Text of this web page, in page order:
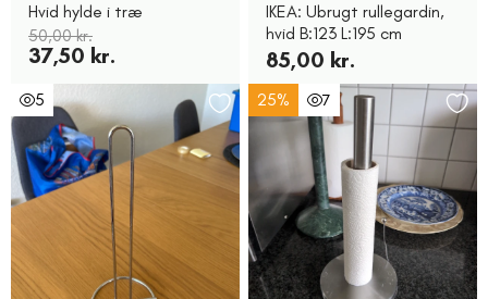
Hvid hylde i træ
50,00 kr.
37,50 kr.
IKEA: Ubrugt rullegardin,
hvid B:123 L:195 cm
85,00 kr.
5 25% 7